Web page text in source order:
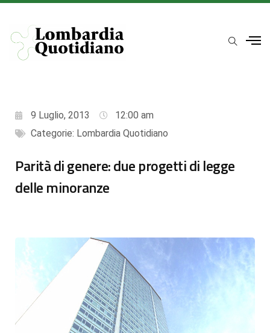
9 Luglio, 2013
12:00 am
Categorie: Lombardia Quotidiano
Parità di genere: due progetti di legge
delle minoranze